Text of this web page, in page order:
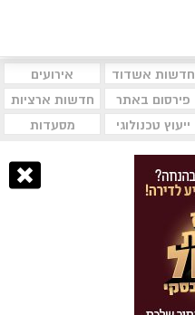
חדשות אשדוד
אירועים
פירסום באתר
חדשות ארציות
ייעוץ טכנולוגי מסעדות